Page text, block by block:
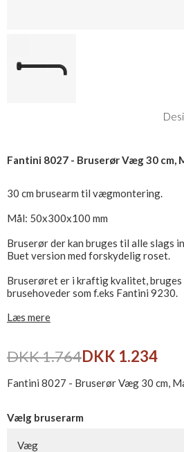
Fantini 8027 - Bruserør Væg 30 cm,
30 cm brusearm til vægmontering.
Mål: 50x300x100 mm
Bruserør der kan bruges til alle slags
Buet version med forskydelig roset.
Bruserøret er i kraftig kvalitet,
brusehoveder som f.eks Fantini 9230.
Diameter vægroset; Ø50 mm
Udløb: 1/2"NIP
Læs mere
DKK 1.764DKK 1.234
Fantini 8027 - Bruserør Væg 30 cm,
Vælg bruserarm
Væg